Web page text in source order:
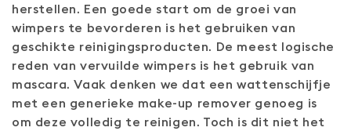
herstellen. Een goede start om de groei van
wimpers te bevorderen is het gebruiken van
geschikte reinigingsproducten. De meest logische
reden van vervuilde wimpers is het gebruik van
mascara. Vaak denken we dat een wattenschijfje
met een generieke make-up remover genoeg is
om deze volledig te reinigen. Toch is dit niet het